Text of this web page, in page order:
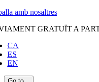
Skip
content
amb nosaltres
GRATUÏT A
CA
ES
EN